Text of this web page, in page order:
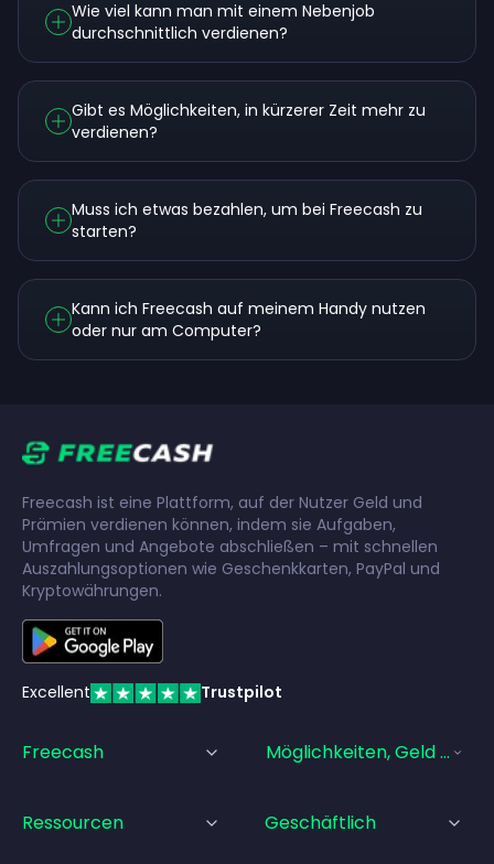
Wie viel kann man mit einem Nebenjob
durchschnittlich verdienen?
Gibt es Möglichkeiten, in kürzerer Zeit mehr zu
verdienen?
Muss ich etwas bezahlen, um bei Freecash zu
starten?
Kann ich Freecash auf meinem Handy nutzen
oder nur am Computer?
Freecash ist eine Plattform, auf der Nutzer Geld und
Prämien verdienen können, indem sie Aufgaben,
Umfragen und Angebote abschließen – mit schnellen
Auszahlungsoptionen wie Geschenkkarten, PayPal und
Kryptowährungen.
Excellent Trustpilot
Freecash Möglichkeiten, Geld Zu
Ressourcen Geschäftlich